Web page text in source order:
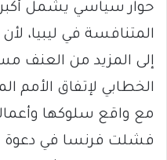
حوار سياسي يشمل
المتنافسة في ليبيا،
إلى المزيد من العنف
الخطابي لإتفاق الأمم
مع واقع سلوكها
فشلت فرنسا في دعوة